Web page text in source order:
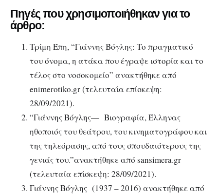
Πηγές που χρησιμοποιήθηκαν για το
άρθρο:
Τρίμη Έπη, “Γιάννης Βόγλης: Το πραγματικό
του όνομα, η ατάκα που έγραψε ιστορία και το
τέλος στο νοσοκομείο” ανακτήθηκε από
enimerotiko.gr (τελευταία επίσκεψη:
28/09/2021).
“Γιάννης Βόγλης— Βιογραφία, Έλληνας
ηθοποιός του θεάτρου, του κινηματογράφου και
της τηλεόρασης, από τους σπουδαιότερους της
γενιάς του.”ανακτήθηκε από sansimera.gr
(τελευταία επίσκεψη: 28/09/2021).
Γιάννης Βόγλης (1937 – 2016) ανακτήθηκε από